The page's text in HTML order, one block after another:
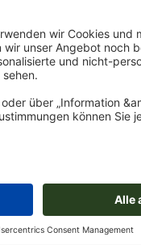
netto
€
Beschnitt): 70,4 x
: 70 x 60 cm